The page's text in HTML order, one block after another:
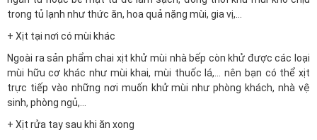
trong tủ lạnh như thức ăn, hoa quả nặng mùi, gia vị,…
+ Xịt tại nơi có mùi khác
Ngoài ra sản phẩm chai xịt khử mùi nhà bếp còn khử được các loại
mùi hữu cơ khác như mùi khai, mùi thuốc lá,… nên bạn có thể xịt
trực tiếp vào những nơi muốn khử mùi như phòng khách, nhà vệ
sinh, phòng ngủ,…
+ Xịt rửa tay sau khi ăn xong